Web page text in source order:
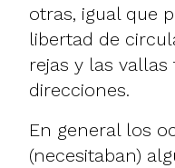
otras, igual que
libertad de
rejas y las
direcciones.
En general los
(necesitaban)